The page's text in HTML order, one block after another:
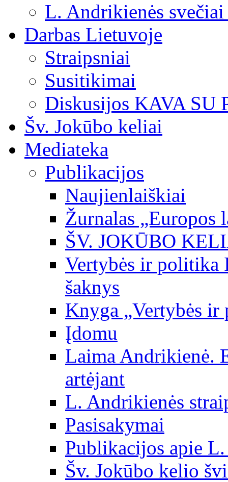
L. Andrikienės
Darbas Lietuvoje
Straipsniai
Susitikimai
Diskusijos KAVA SU
Šv. Jokūbo keliai
Mediateka
Publikacijos
Naujienlaiškiai
Žurnalas „Europos
ŠV. JOKŪBO
Vertybės ir politika
šaknys
Knyga „Vertybės
Įdomu
Laima Andrikienė.
artėjant
L. Andrikienės
Pasisakymai
Publikacijos apie
Šv. Jokūbo kelio